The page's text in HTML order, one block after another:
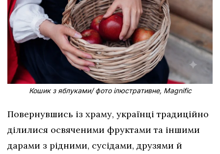
Кошик з яблуками/ фото ілюстративне, Magnific
Повернувшись із храму, українці традиційно
ділилися освяченими фруктами та іншими
дарами з рідними, сусідами, друзями й